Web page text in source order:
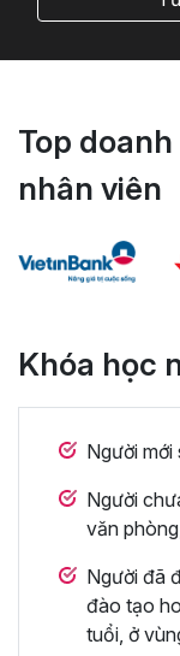
Top
nhân viên
Khóa học
Người mới
Người
văn
Người đã
đào tạo
tuổi, ở